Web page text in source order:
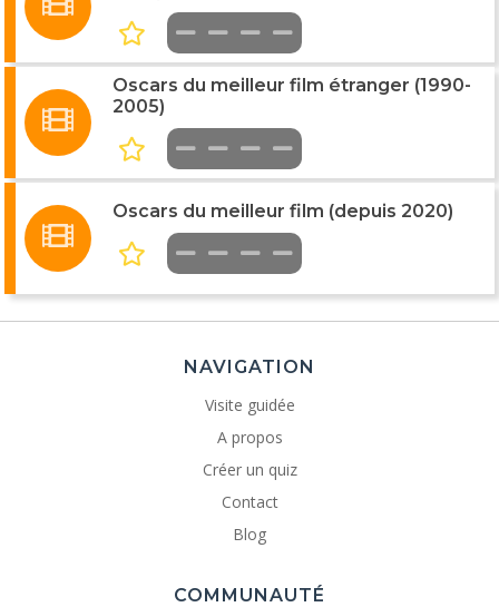
Oscars du meilleur film étranger (1990-
2005)
Oscars du meilleur film (depuis 2020)
NAVIGATION
Visite guidée
A propos
Créer un quiz
Contact
Blog
COMMUNAUTÉ